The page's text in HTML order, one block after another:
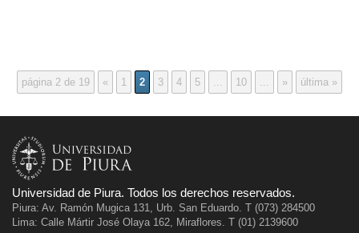
página 2 de 19 « 1 2 3 4 5 ... 10 ... » última »
Universidad de Piura. Todos los derechos reservados.
Piura: Av. Ramón Mugica 131, Urb. San Eduardo. T (073) 284500
Lima: Calle Mártir José Olaya 162, Miraflores. T (01) 2139600